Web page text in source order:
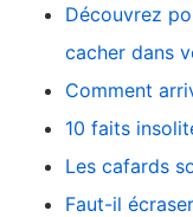
Découvrez
cacher dans
Comment
10 faits
Les cafards
Faut-il